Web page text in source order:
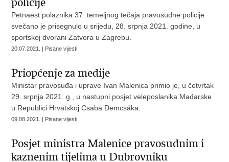
Petnaest polaznika 37. temeljnog tečaja pravosudne policije
svečano je prisegnulo u srijedu, 28. srpnja 2021. godine, u
sportskoj dvorani Zatvora u Zagrebu.
20.07.2021. | Pisane vijesti
Priopćenje za medije
Ministar pravosuđa i uprave Ivan Malenica primio je, u četvrtak
29. srpnja 2021. g., u nastupni posjet veleposlanika Mađarske
u Republici Hrvatskoj Csaba Demcsáka.
09.08.2021. | Pisane vijesti
Posjet ministra Malenice pravosudnim i
kaznenim tijelima u Dubrovniku